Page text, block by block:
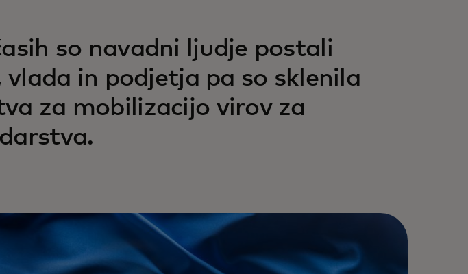
so navadni ljudje postali
in podjetja pa so sklenila
za mobilizacijo virov za